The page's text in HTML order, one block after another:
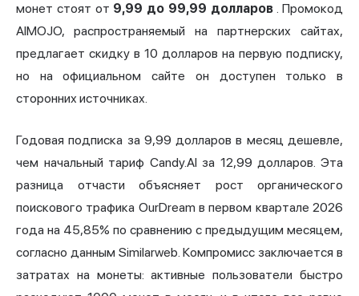
монет стоят от 9,99 до 99,99 долларов. Промокод
AIMOJO, распространяемый на партнерских сайтах,
предлагает скидку в 10 долларов на первую подписку,
но на официальном сайте он доступен только в
сторонних источниках.
Годовая подписка за 9,99 долларов в месяц дешевле,
чем начальный тариф Candy.AI за 12,99 долларов. Эта
разница отчасти объясняет рост органического
поискового трафика OurDream в первом квартале 2026
года на 45,85% по сравнению с предыдущим месяцем,
согласно данным Similarweb. Компромисс заключается в
затратах на монеты: активные пользователи быстро